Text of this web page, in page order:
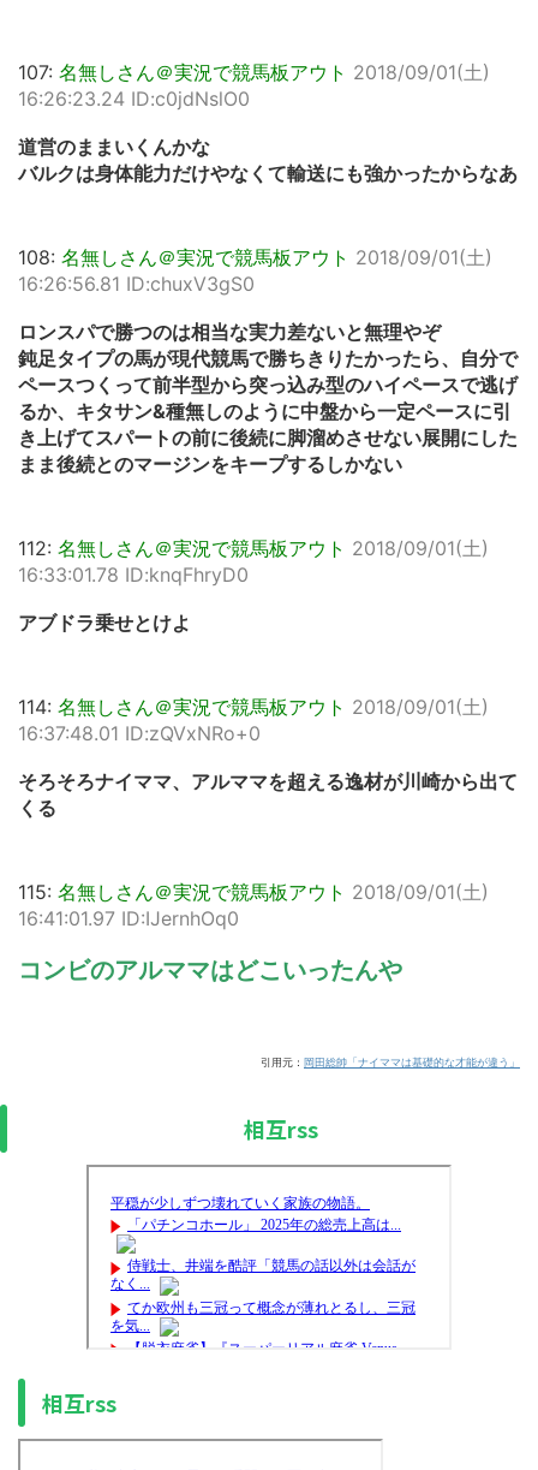
107: 名無しさん＠実況で競馬板アウト 2018/09/01(土)
16:26:23.24 ID:c0jdNslO0
道営のままいくんかな
バルクは身体能力だけやなくて輸送にも強かったからなあ
108: 名無しさん＠実況で競馬板アウト 2018/09/01(土)
16:26:56.81 ID:chuxV3gS0
ロンスパで勝つのは相当な実力差ないと無理やぞ
鈍足タイプの馬が現代競馬で勝ちきりたかったら、自分で
ペースつくって前半型から突っ込み型のハイペースで逃げ
るか、キタサン&種無しのように中盤から一定ペースに引
き上げてスパートの前に後続に脚溜めさせない展開にした
まま後続とのマージンをキープするしかない
112: 名無しさん＠実況で競馬板アウト 2018/09/01(土)
16:33:01.78 ID:knqFhryD0
アブドラ乗せとけよ
114: 名無しさん＠実況で競馬板アウト 2018/09/01(土)
16:37:48.01 ID:zQVxNRo+0
そろそろナイママ、アルママを超える逸材が川崎から出て
くる
115: 名無しさん＠実況で競馬板アウト 2018/09/01(土)
16:41:01.97 ID:IJernhOq0
コンビのアルママはどこいったんや
引用元： 岡田総帥「ナイママは基礎的な才能が違う」
相互rss
相互rss